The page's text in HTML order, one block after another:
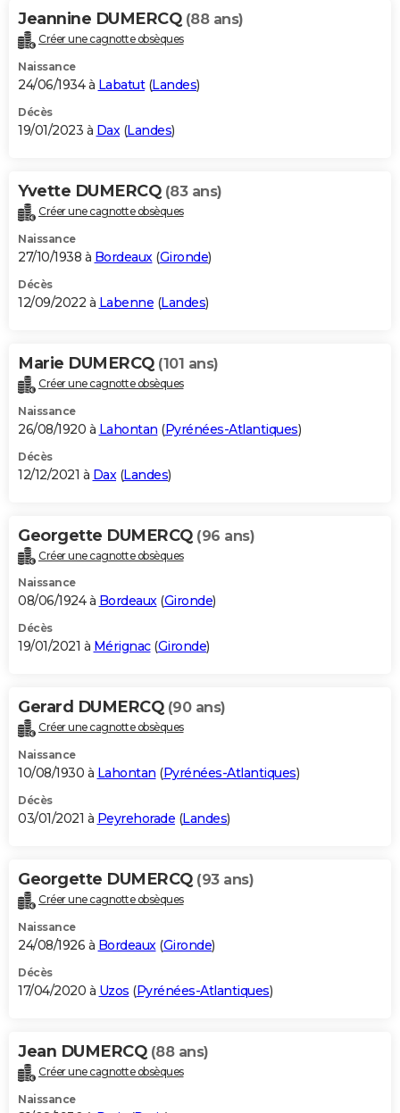
Jeannine DUMERCQ (88 ans)
Créer une cagnotte obsèques
Naissance
24/06/1934 à Labatut(Landes)
Décès
19/01/2023 à Dax(Landes)
Yvette DUMERCQ (83 ans)
Créer une cagnotte obsèques
Naissance
27/10/1938 à Bordeaux(Gironde)
Décès
12/09/2022 à Labenne (Landes)
Marie DUMERCQ (101 ans)
Créer une cagnotte obsèques
Naissance
26/08/1920 à Lahontan (Pyrénées-Atlantiques)
Décès
12/12/2021 à Dax (Landes)
Georgette DUMERCQ (96 ans)
Créer une cagnotte obsèques
Naissance
08/06/1924 à Bordeaux(Gironde)
Décès
19/01/2021 à Mérignac(Gironde)
Gerard DUMERCQ (90 ans)
Créer une cagnotte obsèques
Naissance
10/08/1930 à Lahontan (Pyrénées-Atlantiques)
Décès
03/01/2021 à Peyrehorade (Landes)
Georgette DUMERCQ (93 ans)
Créer une cagnotte obsèques
Naissance
24/08/1926 à Bordeaux(Gironde)
Décès
17/04/2020 à Uzos (Pyrénées-Atlantiques)
Jean DUMERCQ (88 ans)
Créer une cagnotte obsèques
Naissance